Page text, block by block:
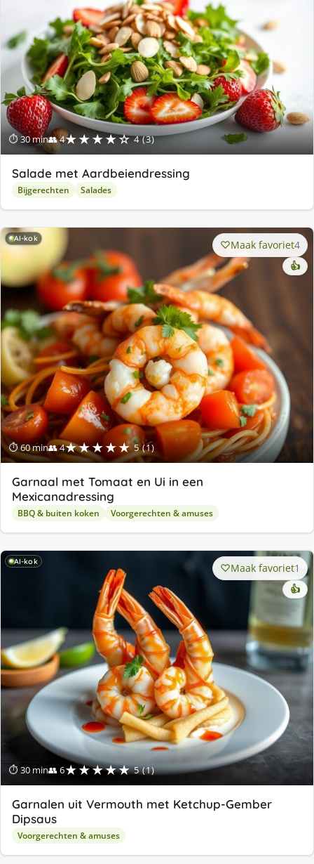
⏱ 30 min👥 4★★★★☆ 4 (3)
Salade met Aardbeiendressing
Bijgerechten Salades
AI-kok
⏱ 60 min👥 4★★★★★ 5 (1)
Maak favoriet4
👍
Garnaal met Tomaat en Ui in een
Mexicanadressing
BBQ & buiten koken Voorgerechten & amuses
AI-kok
⏱ 30 min👥 6★★★★★ 5 (1)
Maak favoriet1
👍
Garnalen uit Vermouth met Ketchup-Gember
Dipsaus
Voorgerechten & amuses